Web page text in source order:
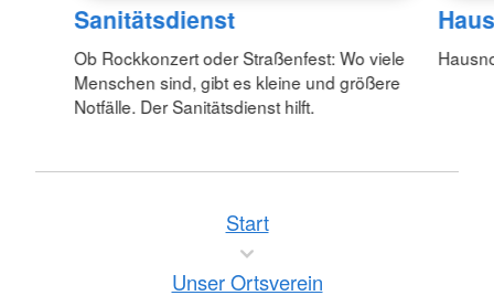
Sanitätsdienst
Ob Rockkonzert oder Straßenfest: Wo viele
Menschen sind, gibt es kleine und größere
Notfälle. Der Sanitätsdienst hilft.
Start
Unser Ortsverein